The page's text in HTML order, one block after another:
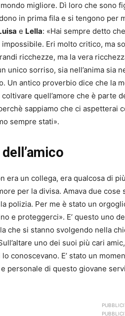
migliore. Dì loro che sono
in prima fila e si tengono per
e Lella: «Hai sempre detto
Eri molto critico, ma
ricchezze, ma la vera
unico sorriso, sia nell’anima sia
Un antico proverbio dice che la
quell’amore che è parte
sappiamo che ci aspetterai
sempre stati».
era un collega, era qualcosa di
per la divisa. Amava due
polizia. Per me è stato un
e proteggerci». E’ questo uno
che si stanno svolgendo nella
uno dei suoi più cari amic,
lo conoscevano. E’ stato un
personale di questo giovane